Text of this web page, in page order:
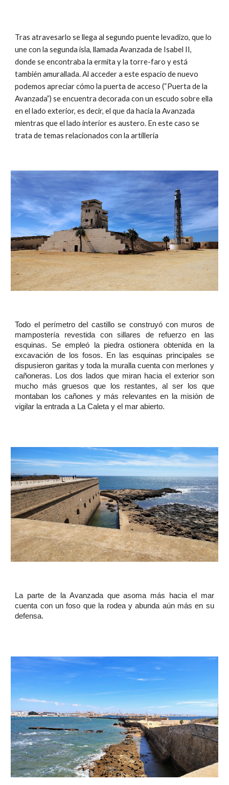
Tras atravesarlo se llega al segundo puente levadizo, que lo
une con la segunda isla, llamada Avanzada de Isabel II,
donde se encontraba la ermita y la torre-faro y está
también amurallada. Al acceder a este espacio de nuevo
podemos apreciar cómo la puerta de acceso (“Puerta de la
Avanzada”) se encuentra decorada con un escudo sobre ella
en el lado exterior, es decir, el que da hacia la Avanzada
mientras que el lado interior es austero. En este caso se
trata de temas relacionados con la artillería
Todo el perímetro del castillo se construyó con muros de
mampostería revestida con sillares de refuerzo en las
esquinas. Se empleó la piedra ostionera obtenida en la
excavación de los fosos. En las esquinas principales se
dispusieron garitas y toda la muralla cuenta con merlones y
cañoneras. Los dos lados que miran hacia el exterior son
mucho más gruesos que los restantes, al ser los que
montaban los cañones y más relevantes en la misión de
vigilar la entrada a La Caleta y el mar abierto.
La parte de la Avanzada que asoma más hacia el mar
cuenta con un foso que la rodea y abunda aún más en su
defensa.